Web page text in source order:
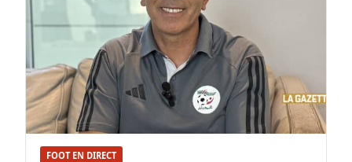
FOOT EN DIRECT